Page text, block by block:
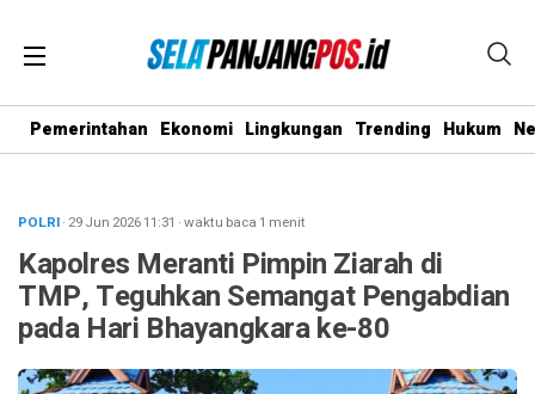
Pemerintahan Ekonomi Lingkungan Trending Hukum
POLRI· 29 Jun 202611:31 ·waktu baca 1 menit
Kapolres Meranti Pimpin Ziarah di
TMP, Teguhkan Semangat Pengabdian
pada Hari Bhayangkara ke-80